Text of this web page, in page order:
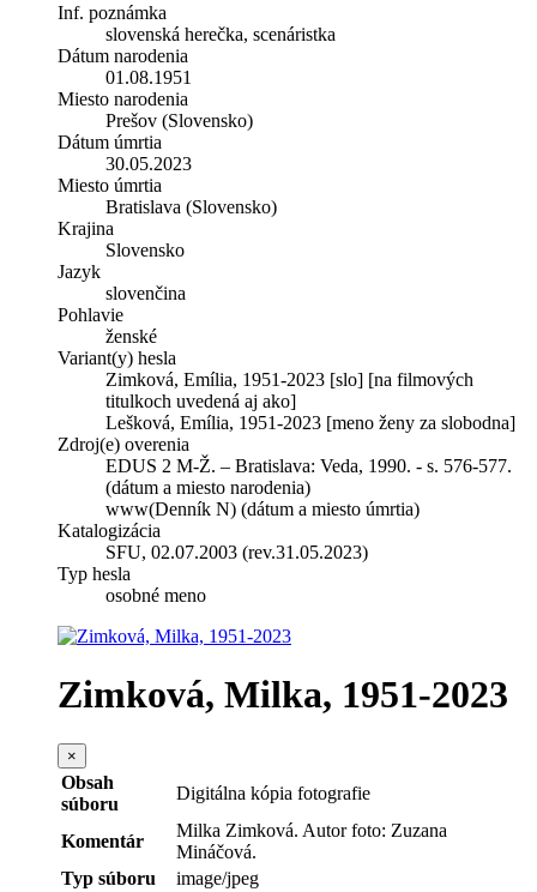
Inf. poznámka
slovenská herečka, scenáristka
Dátum narodenia
01.08.1951
Miesto narodenia
Prešov (Slovensko)
Dátum úmrtia
30.05.2023
Miesto úmrtia
Bratislava (Slovensko)
Krajina
Slovensko
Jazyk
slovenčina
Pohlavie
ženské
Variant(y) hesla
Zimková, Emília, 1951-2023 [slo] [na filmových
titulkoch uvedená aj ako]
Lešková, Emília, 1951-2023 [meno ženy za slobodna]
Zdroj(e) overenia
EDUS 2 M-Ž. – Bratislava: Veda, 1990. - s. 576-577.
(dátum a miesto narodenia)
www(Denník N) (dátum a miesto úmrtia)
Katalogizácia
SFU, 02.07.2003 (rev.31.05.2023)
Typ hesla
osobné meno
Zimková, Milka, 1951-2023
×
Obsah
súboru
Digitálna kópia fotografie
Komentár
Milka Zimková. Autor foto: Zuzana
Mináčová.
Typ súboru
image/jpeg